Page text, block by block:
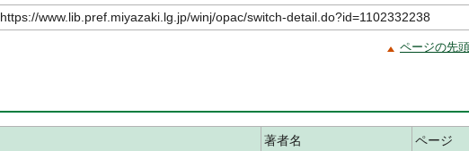
https://www.lib.pref.miyazaki.lg.jp/winj/opac/switch-detail.do?id=1102332238
ページの先
著者名
ページ